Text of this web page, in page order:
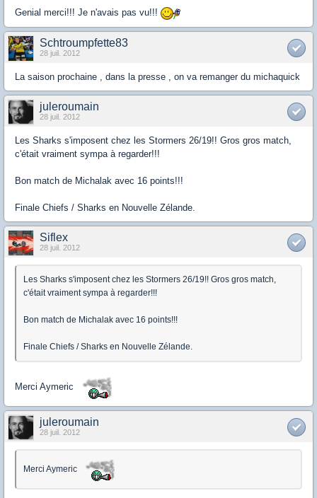
Genial merci!!! Je n'avais pas vu!!!
Schtroumpfette83
28 juil. 2012
La saison prochaine , dans la presse , on va remanger du michaquick
juleroumain
28 juil. 2012
Les Sharks s'imposent chez les Stormers 26/19!! Gros gros match,
c'était vraiment sympa à regarder!!!
Bon match de Michalak avec 16 points!!!
Finale Chiefs / Sharks en Nouvelle Zélande.
Siflex
28 juil. 2012
Les Sharks s'imposent chez les Stormers 26/19!! Gros gros match,
c'était vraiment sympa à regarder!!!
Bon match de Michalak avec 16 points!!!
Finale Chiefs / Sharks en Nouvelle Zélande.
Merci Aymeric
juleroumain
28 juil. 2012
Merci Aymeric